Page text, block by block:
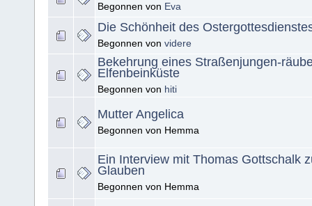
Begonnen von Eva
Die Schönheit des
Begonnen von videre
Bekehrung eines Straßenjungen-
Elfenbeinküste
Begonnen von hiti
Mutter Angelica
Begonnen von Hemma
Ein Interview mit Thomas Gottschalk
Glauben
Begonnen von Hemma